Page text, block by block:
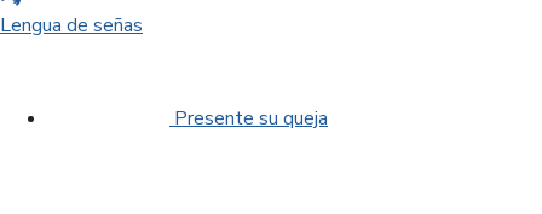
Lengua de señas
Presente su queja